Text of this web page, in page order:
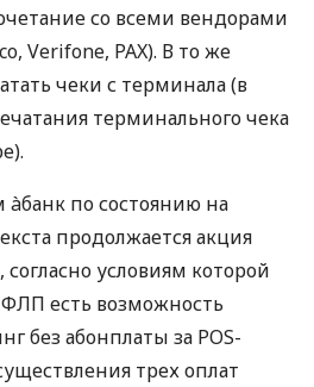
со всеми вендорами
Verifone, PAX). В то же
чеки с терминала (в
терминального чека
по состоянию на
продолжается акция
согласно условиям которой
есть возможность
без абонплаты за POS-
трех оплат